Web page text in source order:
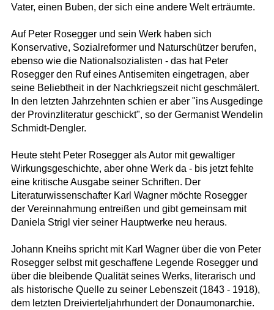
Vater, einen Buben, der sich eine andere Welt erträumte.
Auf Peter Rosegger und sein Werk haben sich
Konservative, Sozialreformer und Naturschützer berufen,
ebenso wie die Nationalsozialisten - das hat Peter
Rosegger den Ruf eines Antisemiten eingetragen, aber
seine Beliebtheit in der Nachkriegszeit nicht geschmälert.
In den letzten Jahrzehnten schien er aber "ins Ausgedinge
der Provinzliteratur geschickt", so der Germanist Wendelin
Schmidt-Dengler.
Heute steht Peter Rosegger als Autor mit gewaltiger
Wirkungsgeschichte, aber ohne Werk da - bis jetzt fehlte
eine kritische Ausgabe seiner Schriften. Der
Literaturwissenschafter Karl Wagner möchte Rosegger
der Vereinnahmung entreißen und gibt gemeinsam mit
Daniela Strigl vier seiner Hauptwerke neu heraus.
Johann Kneihs spricht mit Karl Wagner über die von Peter
Rosegger selbst mit geschaffene Legende Rosegger und
über die bleibende Qualität seines Werks, literarisch und
als historische Quelle zu seiner Lebenszeit (1843 - 1918),
dem letzten Dreivierteljahrhundert der Donaumonarchie.